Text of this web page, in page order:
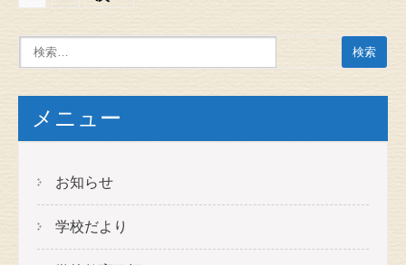
稿
の
ビ
ゲ
ー
シ
ョ
メニュー
お知らせ
学校だより